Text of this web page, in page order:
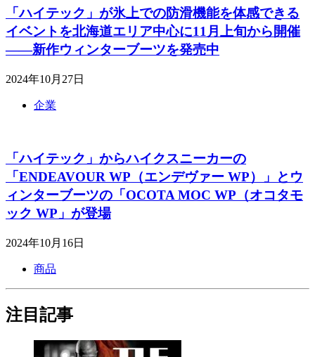
「ハイテック」が氷上での防滑機能を体感できる
イベントを北海道エリア中心に11月上旬から開催
――新作ウィンターブーツを発売中
2024年10月27日
企業
「ハイテック」からハイクスニーカーの
「ENDEAVOUR WP（エンデヴァー WP）」とウ
ィンターブーツの「OCOTA MOC WP（オコタモ
ック WP」が登場
2024年10月16日
商品
注目記事